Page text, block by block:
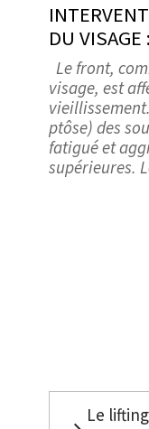
DU
Le front,
visage, est
ptôse) des
fatigué et
supérieures.
Le